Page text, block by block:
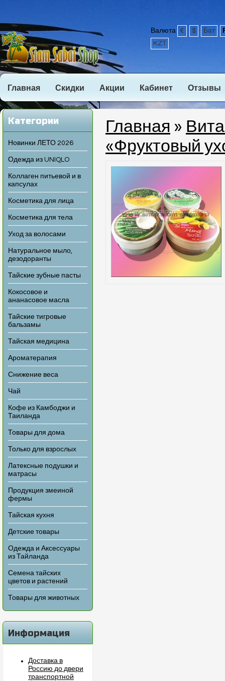
Валюта € $ Бат
KZT
Главная Скидки Акции Кабинет Отзывы
Категории
Новинки ЛЕТО 2026
Одежда из UNIQLO
Коллаген питьевой и в
капсулах
Косметика для лица
Косметика для тела
Уход за волосами
Натуральное мыло,
дезодоранты
Тайские зубные пасты
Кокосовое и
ананасовое масла
Тайские тигровые
бальзамы
Тайская медицина
Ароматерапия
Снижение веса
Чай
Кофе из Камбоджи и
Таиланда
Товары для дома
Только для взрослых
Латексные подушки и
матрасы
Продукция змеиной
фермы
Тайская кухня
Детские товары
Одежда и Аксессуары
из Тайланда
Семена тайских
цветов и растений
Товары для животных
Информация
Доставка в
Россию до двери
транспортной
Главная »
«Фруктовый